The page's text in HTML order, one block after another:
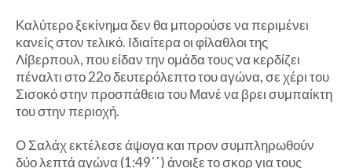
Καλύτερο ξεκίνημα δεν θα μπορούσε να περιμένει
κανείς στον τελικό. Ιδιαίτερα οι φίλαθλοι της
Λίβερπουλ, που είδαν την ομάδα τους να κερδίζει
πέναλτι στο 22ο δευτερόλεπτο του αγώνα, σε χέρι του
Σισοκό στην προσπάθεια του Μανέ να βρει συμπαίκτη
του στην περιοχή.
Ο Σαλάχ εκτέλεσε άψογα και προν συμπληρωθούν
δύο λεπτά αγώνα (1:49΄΄) άνοιξε το σκορ για τους